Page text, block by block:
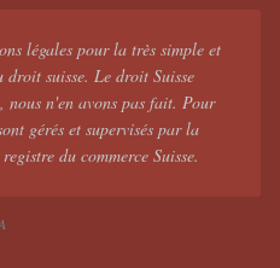
légales pour la très simple et
suisse. Le droit Suisse
n'en avons pas fait. Pour
gérés et supervisés par la
du commerce Suisse.